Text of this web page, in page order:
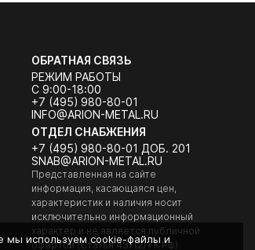
ОБРАТНАЯ СВЯЗЬ
РЕЖИМ РАБОТЫ
С 9:00-18:00
+7 (495) 980-80-01
INFO@ARION-METAL.RU
ОТДЕЛ СНАБЖЕНИЯ
+7 (495) 980-80-01 ДОБ. 201
SNAB@ARION-METAL.RU
Представленная на сайте
информация, касающаяся цен,
характеристик и наличия носит
исключительно информационный
характер и не является публичной
офертой (Статья 437(2) ГК РФ).
мы используем cookie-файлы и